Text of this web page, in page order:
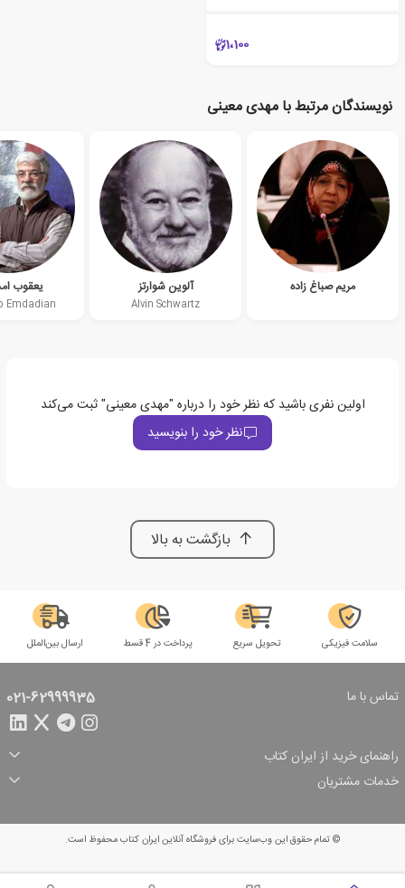
1،100
نویسندگان مرتبط با مهدی معینی
مریم صباغ زاده آلوین شوارتز
Alvin Schwartz
یعقوب
Emdadian
اولین نفری باشید که نظر خود را درباره "مهدی معینی" ثبت می‌کند
نظر خود را بنویسید
بازگشت به بالا
سلامت فیزیکی تحویل سریع پرداخت در 4 قسط ارسال بین‌الملل
تماس با ما 021-62999935
راهنمای خرید از ایران کتاب
ثبت سفارش
شرایط ارسال سفارش
شیوه پرداخت
تخفیف‌های خرید
خدمات مشتریان
© تمام حقوق این وب‌سایت برای فروشگاه آنلاین ایران کتاب محفوظ است.